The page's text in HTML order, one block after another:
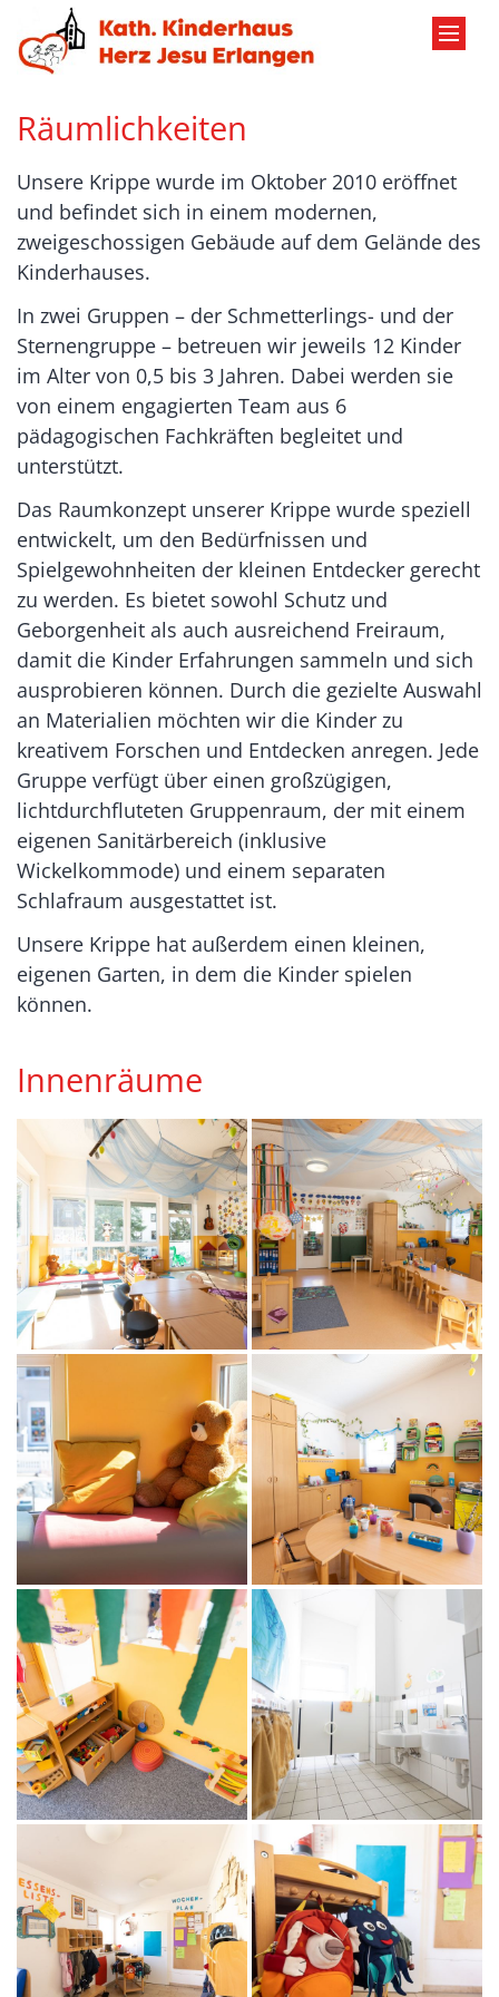
Zum Inhalt springen
Räumlichkeiten
Unsere Krippe wurde im Oktober 2010 eröffnet
und befindet sich in einem modernen,
zweigeschossigen Gebäude auf dem Gelände des
Kinderhauses.
In zwei Gruppen – der Schmetterlings- und der
Sternengruppe – betreuen wir jeweils 12 Kinder
im Alter von 0,5 bis 3 Jahren. Dabei werden sie
von einem engagierten Team aus 6
pädagogischen Fachkräften begleitet und
unterstützt.
Das Raumkonzept unserer Krippe wurde speziell
entwickelt, um den Bedürfnissen und
Spielgewohnheiten der kleinen Entdecker gerecht
zu werden. Es bietet sowohl Schutz und
Geborgenheit als auch ausreichend Freiraum,
damit die Kinder Erfahrungen sammeln und sich
ausprobieren können. Durch die gezielte Auswahl
an Materialien möchten wir die Kinder zu
kreativem Forschen und Entdecken anregen. Jede
Gruppe verfügt über einen großzügigen,
lichtdurchfluteten Gruppenraum, der mit einem
eigenen Sanitärbereich (inklusive
Wickelkommode) und einem separaten
Schlafraum ausgestattet ist.
Unsere Krippe hat außerdem einen kleinen,
eigenen Garten, in dem die Kinder spielen
können.
Innenräume